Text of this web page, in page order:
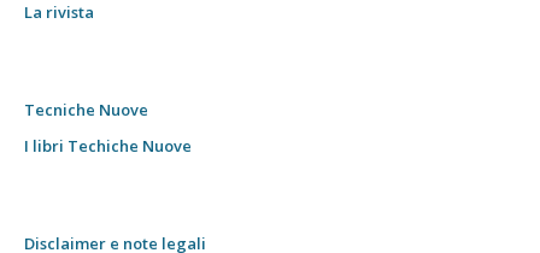
La rivista
Tecniche Nuove
I libri Techiche Nuove
Disclaimer e note legali